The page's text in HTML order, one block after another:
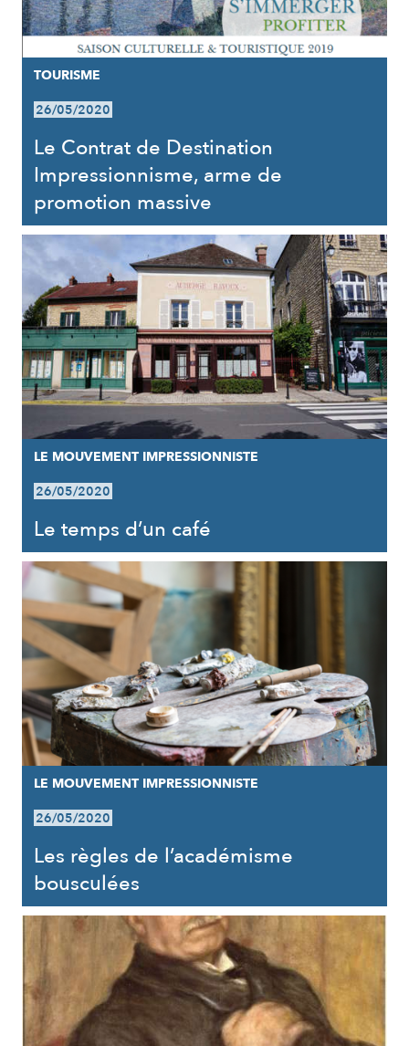
TOURISME
26/05/2020
Le Contrat de Destination
Impressionnisme, arme de
promotion massive
LE MOUVEMENT IMPRESSIONNISTE
26/05/2020
Le temps d’un café
LE MOUVEMENT IMPRESSIONNISTE
26/05/2020
Les règles de l’académisme
bousculées